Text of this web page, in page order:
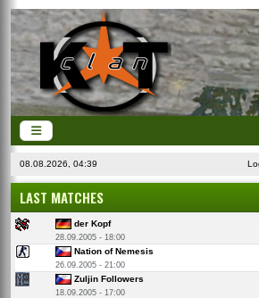
08.08.2026, 04:39
LAST MATCHES
der Kopf
28.09.2005 - 18:00
Nation of Nemesis
26.09.2005 - 21:00
Zuljin Followers
18.09.2005 - 17:00